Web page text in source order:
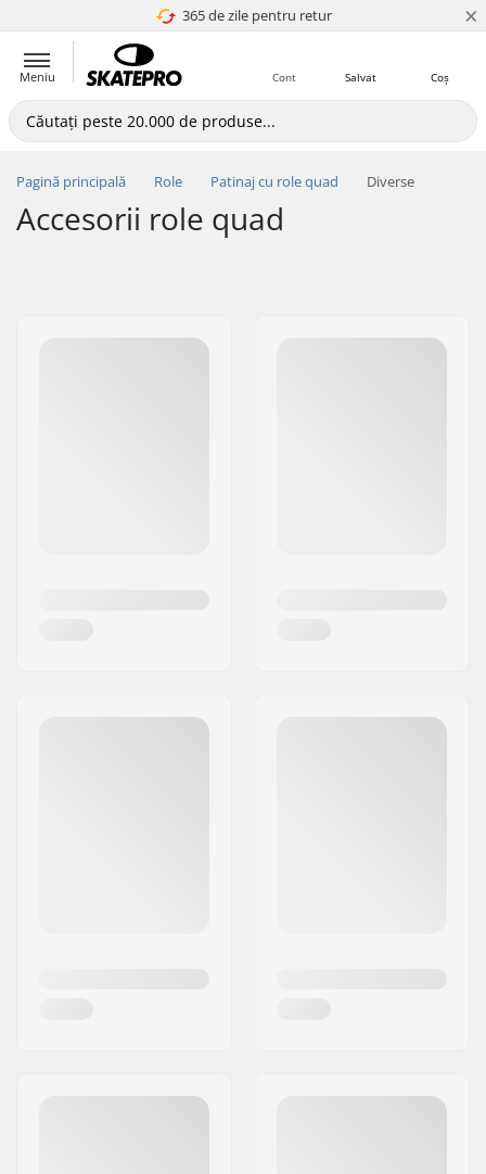
365 de zile pentru retur
4.8 a 5 ×
Meniu Coș
Salvat
Cont
Pagină principală Role Patinaj cu role quad Diverse
Accesorii role quad